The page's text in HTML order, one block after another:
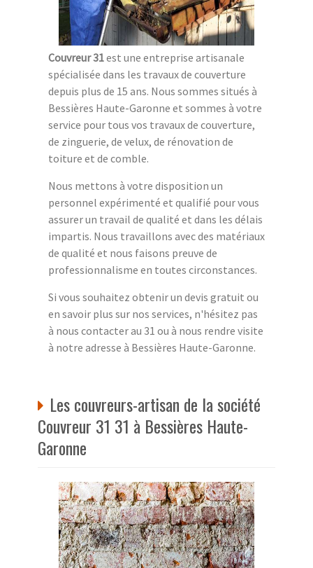
Couvreur 31est une entreprise artisanale
spécialisée dans les travaux de couverture
depuis plus de 15 ans. Nous sommes situés à
Bessières Haute-Garonne et sommes à votre
service pour tous vos travaux de couverture,
de zinguerie, de velux, de rénovation de
toiture et de comble.
Nous mettons à votre disposition un
personnel expérimenté et qualifié pour vous
assurer un travail de qualité et dans les délais
impartis. Nous travaillons avec des matériaux
de qualité et nous faisons preuve de
professionnalisme en toutes circonstances.
Si vous souhaitez obtenir un devis gratuit ou
en savoir plus sur nos services, n'hésitez pas
à nous contacter au 31 ou à nous rendre visite
à notre adresse à Bessières Haute-Garonne.
Les couvreurs-artisan de la société
Couvreur 31 31 à Bessières Haute-
Garonne